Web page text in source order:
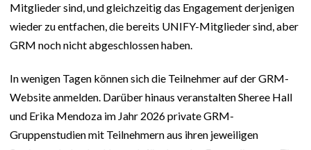
Mitglieder sind, und gleichzeitig das Engagement derjenigen
wieder zu entfachen, die bereits UNIFY-Mitglieder sind, aber
GRM noch nicht abgeschlossen haben.
In wenigen Tagen können sich die Teilnehmer auf der GRM-
Website anmelden. Darüber hinaus veranstalten Sheree Hall
und Erika Mendoza im Jahr 2026 private GRM-
Gruppenstudien mit Teilnehmern aus ihren jeweiligen